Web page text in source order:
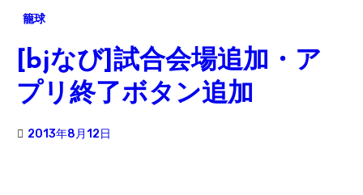
籠球
[bjなび]試合会場追加・ア
プリ終了ボタン追加
2013年8月12日